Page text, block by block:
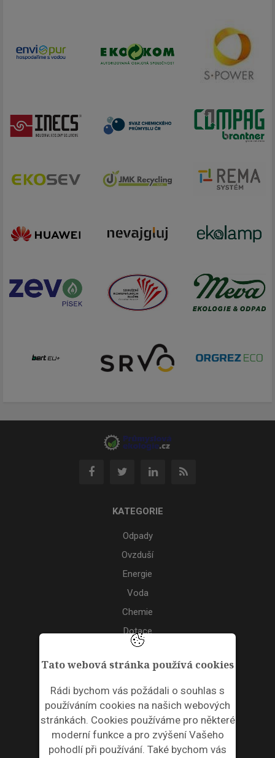
Tato webová stránka používá cookies
Rádi bychom vás požádali o souhlas s
používáním cookies na našich webových
stránkách. Cookies používáme pro některé
moderní funkce a pro zvýšení Vašeho
pohodlí při používání. Také bychom vás
KATEGORIE
Odpady
Ovzduší
Energie
Voda
Chemie
Dotace
Akce
ODPADNÍ PLASTY
NEWSLETTER